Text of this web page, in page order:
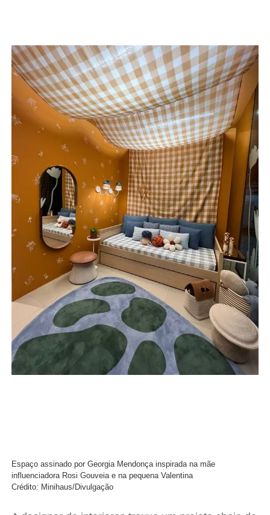
Espaço assinado por Georgia Mendonça inspirada na mãe
influenciadora Rosi Gouveia e na pequena Valentina
Crédito: Minihaus/Divulgação